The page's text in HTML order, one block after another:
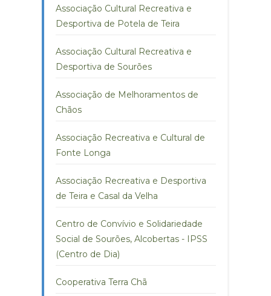
Associação Cultural Recreativa e
Desportiva de Potela de Teira
Associação Cultural Recreativa e
Desportiva de Sourões
Associação de Melhoramentos de
Chãos
Associação Recreativa e Cultural de
Fonte Longa
Associação Recreativa e Desportiva
de Teira e Casal da Velha
Centro de Convívio e Solidariedade
Social de Sourões, Alcobertas - IPSS
(Centro de Dia)
Cooperativa Terra Chã